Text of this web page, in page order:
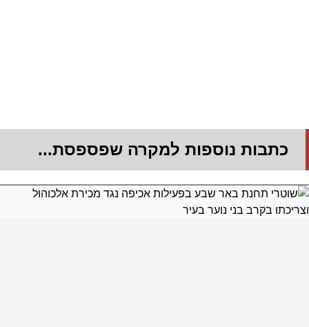
כתבות נוספות למקרה שפספסת...